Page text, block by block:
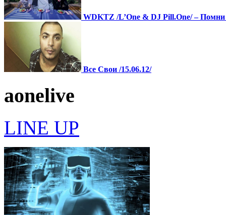
WDKTZ /L’One & DJ Pill.One/ –
Все Свои /15.06.12/
aonelive
LINE UP